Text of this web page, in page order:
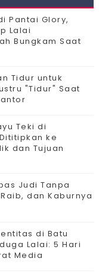
Pantai Glory,
Lalai
Bungkam Saat
Tidur untuk
"Tidur" Saat
Teki di
ke
dan Tujuan
Judi Tanpa
dan Kaburnya
di Batu
Lalai: 5 Hari
Media